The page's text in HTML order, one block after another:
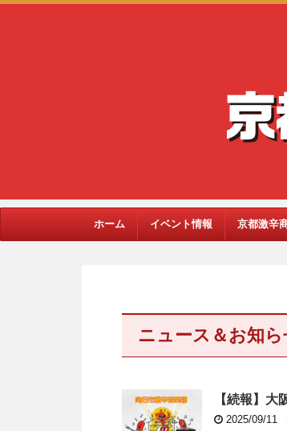
ホーム イベント情報 京都激辛
ニュース＆お知ら
【続報】
2025/09/11